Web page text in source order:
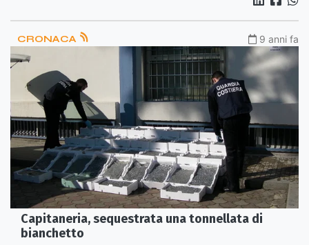
CRONACA 9 anni fa
Capitaneria, sequestrata una tonnellata di
bianchetto